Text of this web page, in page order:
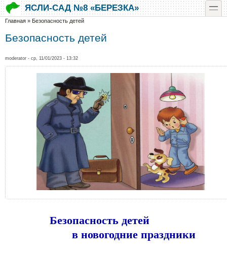
Перейти к основному содержанию
Skip to searchЯСЛИ-САД №8 «БЕРЕЗКА»
toggle
Вы здесь
Главная » Безопасность детей
Безопасность детей
moderator - ср, 11/01/2023 - 13:32
Безопасность детей
в новогодние праздники